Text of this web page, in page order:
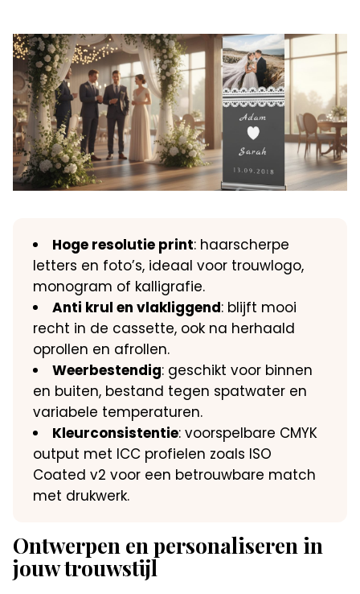
Hoge resolutie print: haarscherpe
letters en foto’s, ideaal voor trouwlogo,
monogram of kalligrafie.
Anti krul en vlakliggend: blijft mooi
recht in de cassette, ook na herhaald
oprollen en afrollen.
Weerbestendig: geschikt voor binnen
en buiten, bestand tegen spatwater en
variabele temperaturen.
Kleurconsistentie: voorspelbare CMYK
output met ICC profielen zoals ISO
Coated v2 voor een betrouwbare match
met drukwerk.
Ontwerpen en personaliseren in
jouw trouwstijl